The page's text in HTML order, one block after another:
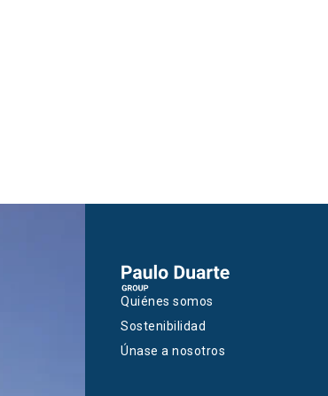
Quiénes somos
Sostenibilidad
Únase a nosotros